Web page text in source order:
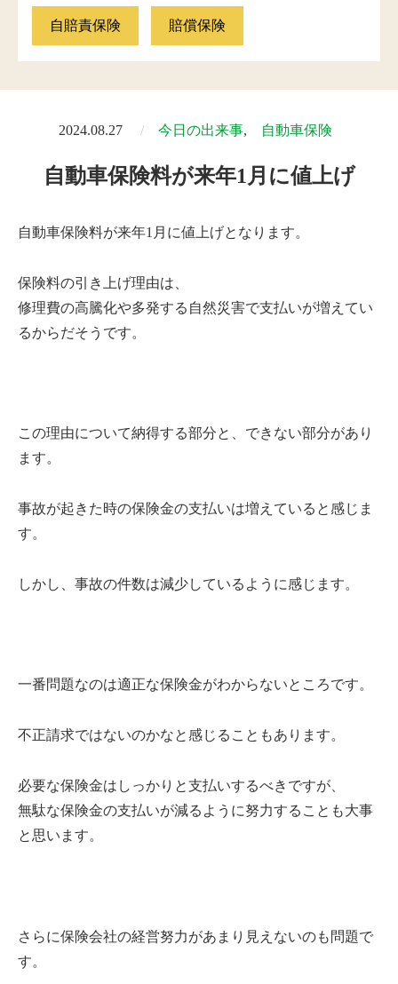
自賠責保険 賠償保険
2024.08.27 今日の出来事 自動車保険
自動車保険料が来年1月に値上げ
自動車保険料が来年1月に値上げとなります。
保険料の引き上げ理由は、
修理費の高騰化や多発する自然災害で支払いが増えてい
るからだそうです。
この理由について納得する部分と、できない部分があり
ます。
事故が起きた時の保険金の支払いは増えていると感じま
す。
しかし、事故の件数は減少しているように感じます。
一番問題なのは適正な保険金がわからないところです。
不正請求ではないのかなと感じることもあります。
必要な保険金はしっかりと支払いするべきですが、
無駄な保険金の支払いが減るように努力することも大事
と思います。
さらに保険会社の経営努力があまり見えないのも問題で
す。